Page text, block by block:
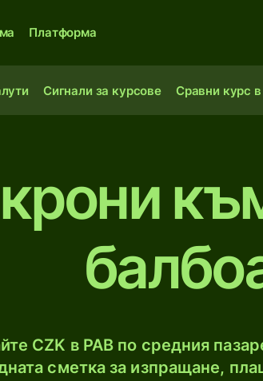
Платформа
Сигнали за курсове Сравни курс
CZK в PAB по средния
сметка за изпращане,